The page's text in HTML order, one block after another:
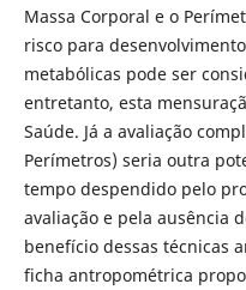
Massa Corporal e o
risco para
metabólicas pode ser
entretanto, esta
Saúde. Já a avaliação
Perímetros) seria outra
tempo despendido pelo
avaliação e pela ausência
benefício dessas técnicas
ficha antropométrica